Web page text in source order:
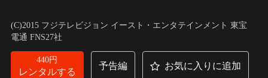
けたところまででした。 しかしあの日、あの扉の向こうには、本
当の＜ラスト＞へと続く新たな日々が待っていました。
(C)2015 フジテレビジョン イースト・エンタテインメント 東宝
電通 FNS27社
440円
レンタルする
予告編 お気に入りに追加